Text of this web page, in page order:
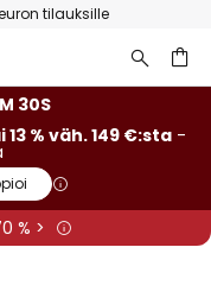
tilauksille
29S
% väh. 149 €:sta -
% >